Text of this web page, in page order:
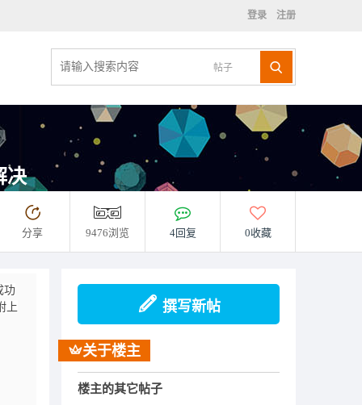
登录 注册
帖子
决
分享 9476浏览 4回复 0收藏
功
上
撰写新帖
关于楼主
楼主的其它帖子